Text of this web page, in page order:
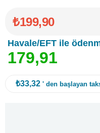
₺199,90
Havale/EFT ile
179,91
₺33,32 ' den başlayan